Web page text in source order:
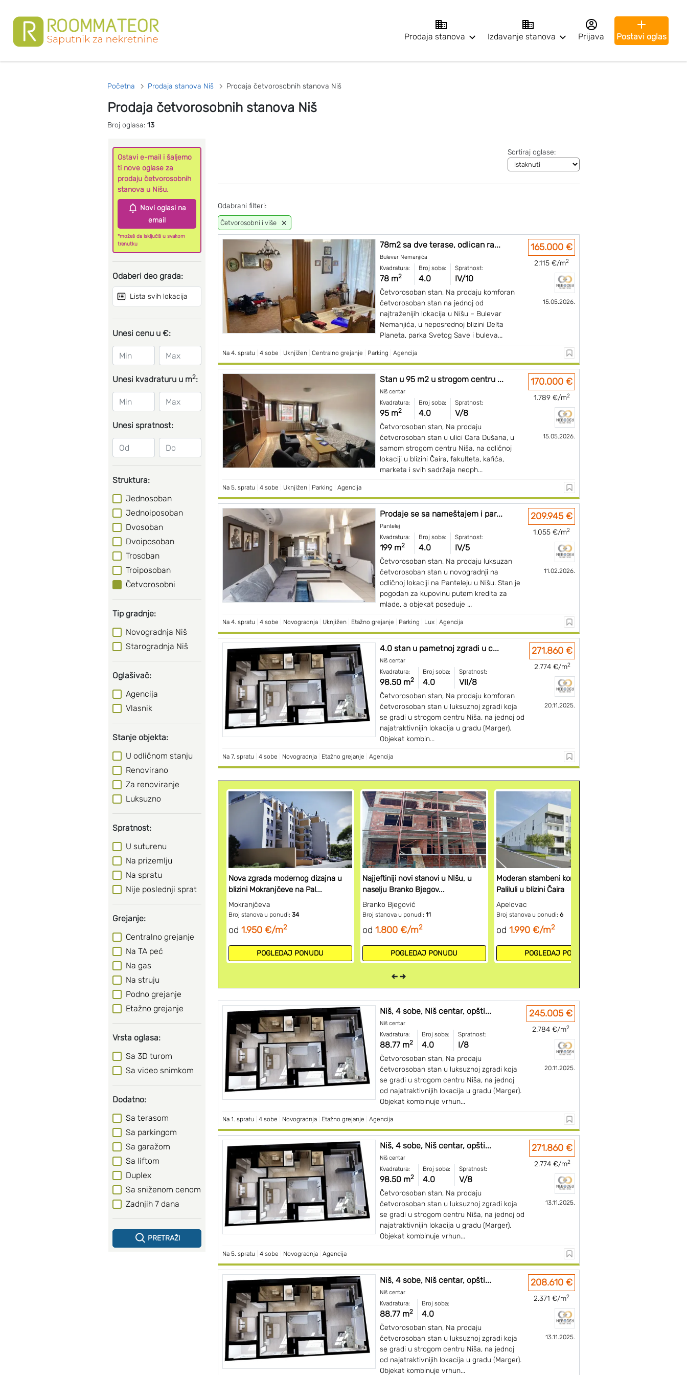
Prodaja stanova Izdavanje stanova Prijava Postavi oglas
Početna Prodaja stanova Niš Prodaja četvorosobnih stanova Niš
Prodaja četvorosobnih stanova Niš
Broj oglasa: 13
Ostavi e-mail i šaljemo
ti nove oglase za
prodaju četvorosobnih
stanova u Nišu.
Novi oglasi na
email
*možeš da isključiš u svakom
trenutku
Odaberi deo grada:
Lista svih lokacija
Unesi cenu u €:
Unesi kvadraturu u m2:
Unesi spratnost:
Struktura:
Jednosoban
Jednoiposoban
Dvosoban
Dvoiposoban
Trosoban
Troiposoban
Četvorosobni
Tip gradnje:
Novogradnja Niš
Starogradnja Niš
Oglašivač:
Agencija
Vlasnik
Stanje objekta:
U odličnom stanju
Renovirano
Za renoviranje
Luksuzno
Spratnost:
U suturenu
Na prizemlju
Na spratu
Nije poslednji sprat
Grejanje:
Centralno grejanje
Na TA peć
Na gas
Na struju
Podno grejanje
Etažno grejanje
Vrsta oglasa:
Sa 3D turom
Sa video snimkom
Dodatno:
Sa terasom
Sa parkingom
Sa garažom
Sa liftom
Duplex
Sa sniženom cenom
Zadnjih 7 dana
PRETRAŽI
Sortiraj oglase:
Odabrani filteri:
Četvorosobni i više
78m2 sa dve terase, odlican ra...
Bulevar Nemanjića
Kvadratura:
78 m2
Broj soba:
4.0
Spratnost:
IV/10
Četvorosoban stan, Na prodaju komforan
četvorosoban stan na jednoj od
najtraženijih lokacija u Nišu – Bulevar
Nemanjića, u neposrednoj blizini Delta
Planeta, parka Svetog Save i buleva...
165.000 €
2.115 €/m2
15.05.2026.
Na 4. spratu 4 sobe Uknjižen Centralno grejanje Parking Agencija
Stan u 95 m2 u strogom centru ...
Niš centar
Kvadratura:
95 m2
Broj soba:
4.0
Spratnost:
V/8
Četvorosoban stan, Na prodaju
četvorosoban stan u ulici Cara Dušana, u
samom strogom centru Niša, na odličnoj
lokaciji u blizini Čaira, fakulteta, kafića,
marketa i svih sadržaja neoph...
170.000 €
1.789 €/m2
15.05.2026.
Na 5. spratu 4 sobe Uknjižen Parking Agencija
Prodaje se sa nameštajem i par...
Pantelej
Kvadratura:
199 m2
Broj soba:
4.0
Spratnost:
IV/5
Četvorosoban stan, Na prodaju luksuzan
četvorosoban stan u novogradnji na
odličnoj lokaciji na Panteleju u Nišu. Stan je
pogodan za kupovinu putem kredita za
mlade, a objekat poseduje ...
209.945 €
1.055 €/m2
11.02.2026.
Na 4. spratu 4 sobe Novogradnja Uknjižen Etažno grejanje Parking Lux Agencija
4.0 stan u pametnoj zgradi u c...
Niš centar
Kvadratura:
98.50 m2
Broj soba:
4.0
Spratnost:
VII/8
Četvorosoban stan, Na prodaju komforan
četvorosoban stan u luksuznoj zgradi koja
se gradi u strogom centru Niša, na jednoj od
najatraktivnijih lokacija u gradu (Marger).
Objekat kombin...
271.860 €
2.774 €/m2
20.11.2025.
Na 7. spratu 4 sobe Novogradnja Etažno grejanje Agencija
Nova zgrada modernog dizajna u
blizini Mokranjčeve na Pal...
Mokranjčeva
Broj stanova u ponudi: 34
od 1.950 €/m2
POGLEDAJ PONUDU
Najjeftiniji novi stanovi u NIšu, u
naselju Branko Bjegov...
Branko Bjegović
Broj stanova u ponudi: 11
od 1.800 €/m2
POGLEDAJ PONUDU
Moderan stambeni kompleks na
Paliluli u blizini Čaira
Apelovac
Broj stanova u ponudi: 6
od 1.990 €/m2
POGLEDAJ PONUDU
Niš, 4 sobe, Niš centar, opšti...
Niš centar
Kvadratura:
88.77 m2
Broj soba:
4.0
Spratnost:
I/8
Četvorosoban stan, Na prodaju
četvorosoban stan u luksuznoj zgradi koja
se gradi u strogom centru Niša, na jednoj
od najatraktivnijih lokacija u gradu (Marger).
Objekat kombinuje vrhun...
245.005 €
2.784 €/m2
20.11.2025.
Na 1. spratu 4 sobe Novogradnja Etažno grejanje Agencija
Niš, 4 sobe, Niš centar, opšti...
Niš centar
Kvadratura:
98.50 m2
Broj soba:
4.0
Spratnost:
V/8
Četvorosoban stan, Na prodaju
četvorosoban stan u luksuznoj zgradi koja
se gradi u strogom centru Niša, na jednoj od
najatraktivnijih lokacija u gradu (Marger).
Objekat kombinuje vrhun...
271.860 €
2.774 €/m2
13.11.2025.
Na 5. spratu 4 sobe Novogradnja Agencija
Niš, 4 sobe, Niš centar, opšti...
Niš centar
Kvadratura:
88.77 m2
Broj soba:
4.0
Četvorosoban stan, Na prodaju
četvorosoban stan u luksuznoj zgradi koja
se gradi u strogom centru Niša, na jednoj
od najatraktivnijih lokacija u gradu (Marger).
Objekat kombinuje vrhun...
208.610 €
2.371 €/m2
13.11.2025.